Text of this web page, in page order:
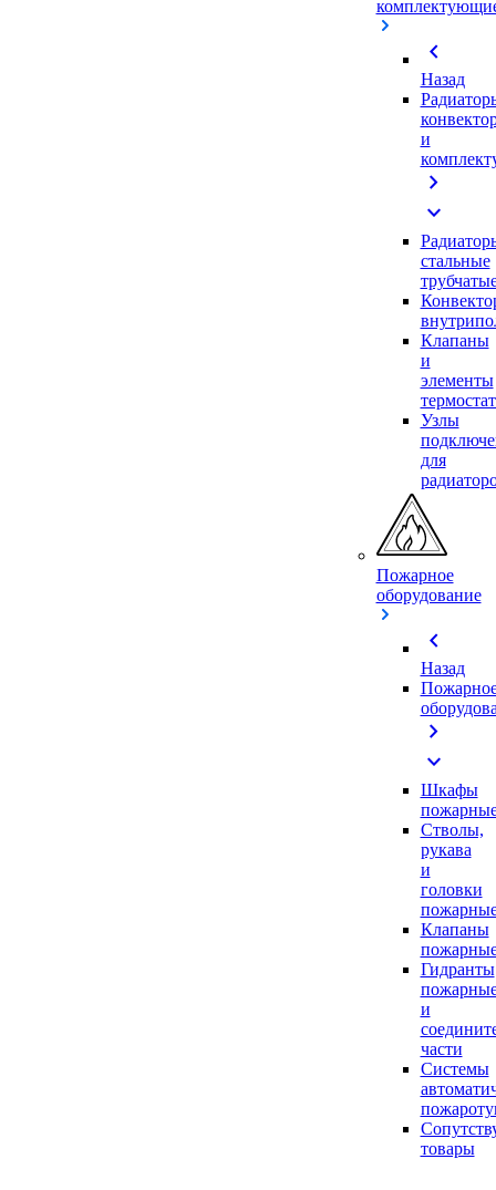
chevron_left
Назад
и
chevron_right
expand_more
стальные
Клапаны
и
элементы
Узлы
для
Пожарное
оборудование
chevron_left
Назад
chevron_right
expand_more
Шкафы
Стволы,
рукава
и
головки
Клапаны
Гидранты
и
части
Системы
товары